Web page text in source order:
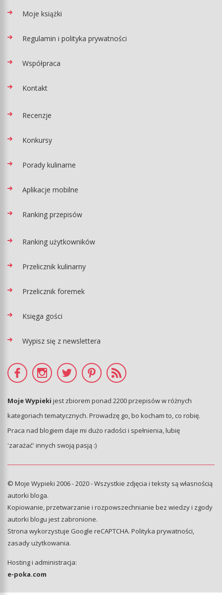
Moje książki
Regulamin i polityka prywatności
Współpraca
Kontakt
Recenzje
Konkursy
Porady kulinarne
Aplikacje mobilne
Ranking przepisów
Ranking użytkowników
Przelicznik kulinarny
Przelicznik foremek
Księga gości
Wypisz się z newslettera
Moje Wypieki jest zbiorem ponad 2200 przepisów w różnych
kategoriach tematycznych. Prowadzę go, bo kocham to, co robię.
Praca nad blogiem daje mi dużo radości i spełnienia, lubię
'zarażać' innych swoją pasją :)
© Moje Wypieki 2006 - 2020 - Wszystkie zdjęcia i teksty są własnością
autorki bloga.
Kopiowanie, przetwarzanie i rozpowszechnianie bez wiedzy i zgody
autorki blogu jest zabronione.
Strona wykorzystuje Google reCAPTCHA. Polityka prywatności,
zasady użytkowania.
Hosting i administracja:
e-poka.com